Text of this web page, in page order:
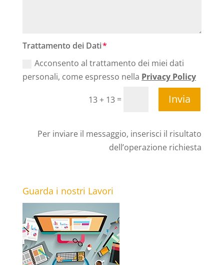
Trattamento dei Dati
Acconsento al trattamento dei miei dati
personali, come espresso nella Privacy Policy
13 + 13 = Invia
Per inviare il messaggio, inserisci il risultato
dell’operazione richiesta
Guarda i nostri Lavori